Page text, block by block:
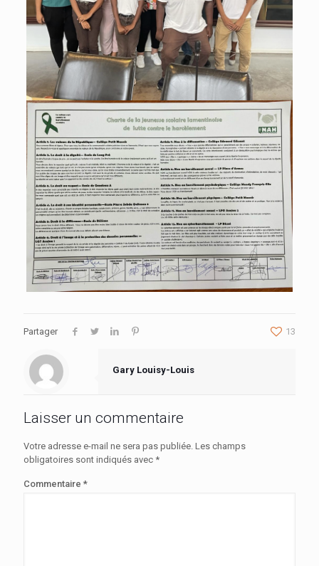
Partager 13
Gary Louisy-Louis
Laisser un commentaire
Votre adresse e-mail ne sera pas publiée. Les champs
obligatoires sont indiqués avec *
Commentaire *